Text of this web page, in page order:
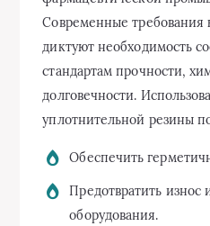
Современные требования
диктуют необходимость
стандартам прочности,
долговечности.
уплотнительной резины
Обеспечить
Предотвратить износ
оборудования.